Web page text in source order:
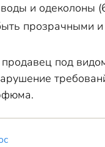
и одеколоны
прозрачными и
продавец под